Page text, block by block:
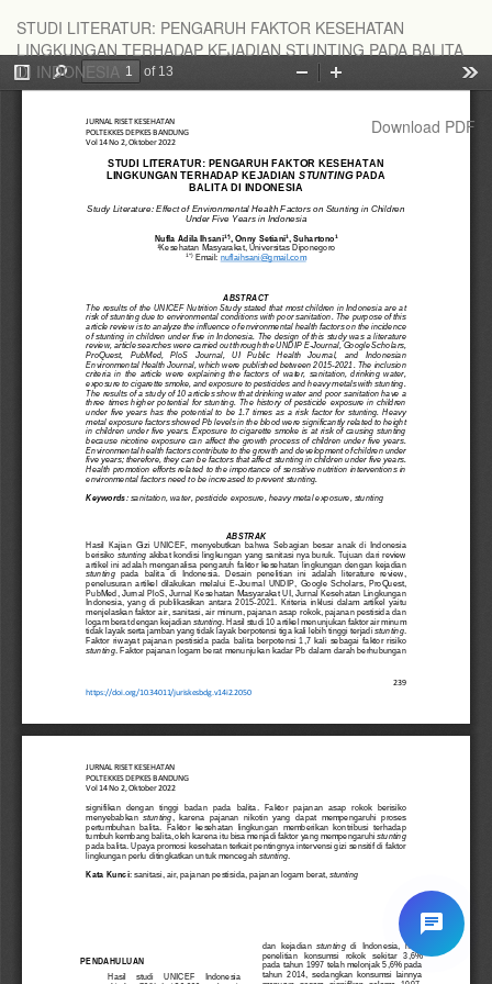
Article
Details
STUDI LITERATUR: PENGARUH FAKTOR KESEHATAN
LINGKUNGAN TERHADAP KEJADIAN STUNTING PADA BALITA
DI INDONESIA
Download
Download PDF